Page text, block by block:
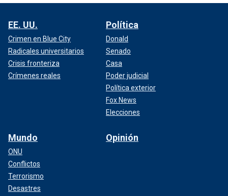
EE. UU.
Crimen en Blue City
Radicales universitarios
Crisis fronteriza
Crímenes reales
Política
Donald
Senado
Casa
Poder judicial
Política exterior
Fox News
Elecciones
Mundo
ONU
Conflictos
Terrorismo
Desastres
Opinión